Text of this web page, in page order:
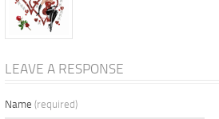
LEAVE A RESPONSE
Name (required)